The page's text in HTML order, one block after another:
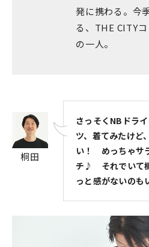
発に携わる。今
る、THE CITY
の一人。
桐田
さっそくNBドラ
ツ、着てみたけど
い！ めっちゃサ
チ♪ それでいて
っと感がないのも